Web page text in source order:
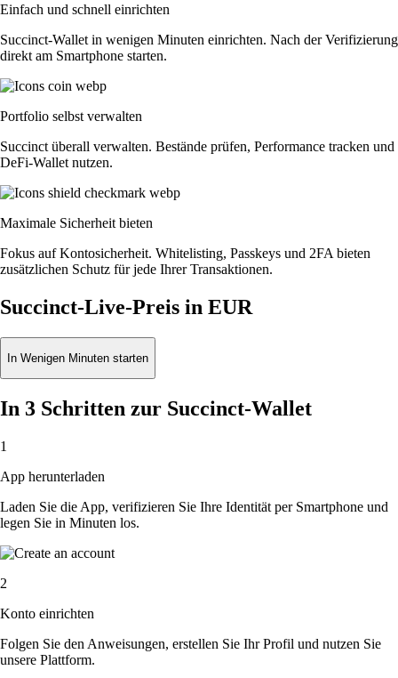
Einfach und schnell einrichten
Succinct-Wallet in wenigen Minuten einrichten. Nach der Verifizierung
direkt am Smartphone starten.
Portfolio selbst verwalten
Succinct überall verwalten. Bestände prüfen, Performance tracken und
DeFi-Wallet nutzen.
Maximale Sicherheit bieten
Fokus auf Kontosicherheit. Whitelisting, Passkeys und 2FA bieten
zusätzlichen Schutz für jede Ihrer Transaktionen.
Succinct-Live-Preis in EUR
In Wenigen Minuten starten
In 3 Schritten zur Succinct-Wallet
1
App herunterladen
Laden Sie die App, verifizieren Sie Ihre Identität per Smartphone und
legen Sie in Minuten los.
2
Konto einrichten
Folgen Sie den Anweisungen, erstellen Sie Ihr Profil und nutzen Sie
unsere Plattform.